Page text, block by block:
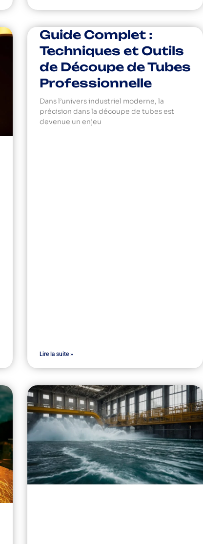
Guide Complet :
Techniques et Outils
de Découpe de Tubes
Professionnelle
Dans l’univers industriel moderne, la
précision dans la découpe de tubes est
devenue un enjeu
Lire la suite »